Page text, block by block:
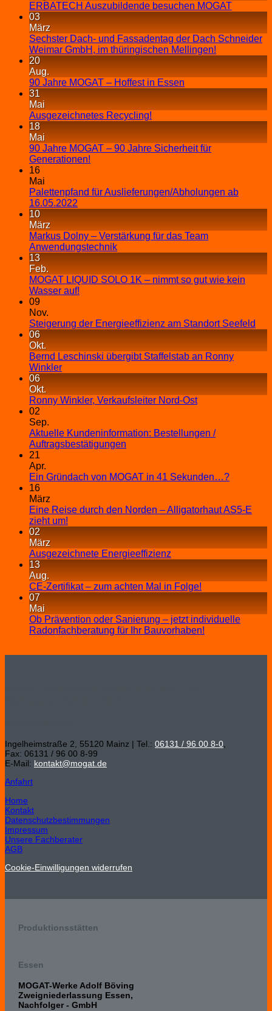
ERBATECH Auszubildende besuchen MOGAT
03
März
Sechster Dach- und Fassadentag der Dach Schneider
Weimar GmbH, im thüringischen Mellingen!
20
Aug.
90 Jahre MOGAT – Hoffest in Essen
31
Mai
Ausgezeichnetes Recycling!
18
Mai
90 Jahre MOGAT – 90 Jahre Sicherheit für
Generationen!
16
Mai
Palettenpfand für Auslieferungen/Abholungen ab
16.05.2022
10
März
Markus Dolny – Verstärkung für das Team
Anwendungstechnik
13
Feb.
MOGAT LIQUID SOLO 1K – nimmt so gut wie kein
Wasser auf!
09
Nov.
Steigerung der Energieeffizienz am Standort Seefeld
06
Okt.
Bernd Leschinski übergibt Staffelstab an Ronny
Winkler
06
Okt.
Ronny Winkler, Verkaufsleiter Nord-Ost
02
Sep.
Aktuelle Kundeninformation: Bestellungen /
Auftragsbestätigungen
21
Apr.
Ein Gründach von MOGAT in 41 Sekunden…?
16
März
Eine Reise durch den Norden – Alligatorhaut AS5-E
zieht um!
02
März
Ausgezeichnete Energieeffizienz
13
Aug.
CE-Zertifikat – zum achten Mal in Folge!
07
Mai
Ob Prävention oder Sanierung – jetzt individuelle
Radonfachberatung für Ihr Bauvorhaben!
Ingelheimstraße 2, 55120 Mainz | Tel.: 06131 / 96 00 8-0
Fax: 06131 / 96 00 8-99
E-Mail: kontakt@mogat.de
Anfahrt
Home
Kontakt
Datenschutzbestimmungen
Impressum
Unsere Fachberater
AGB
Cookie-Einwilligungen widerrufen
Produktionsstätten
Essen
MOGAT-Werke Adolf Böving
Zweigniederlassung Essen,
Nachfolger - GmbH